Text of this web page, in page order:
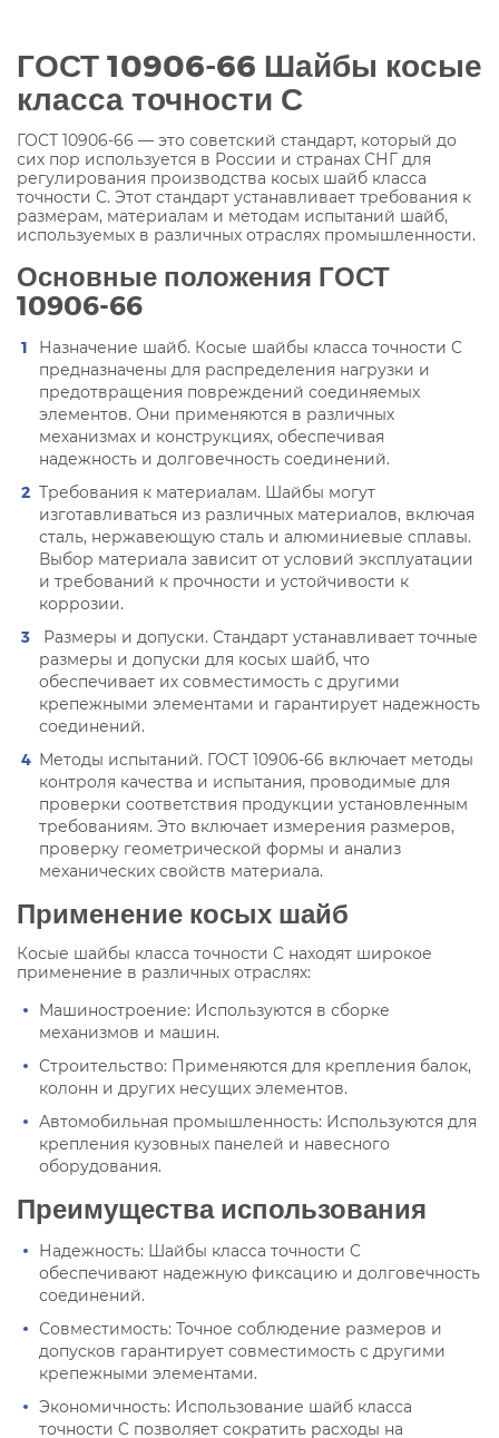
ГОСТ 10906-66 Шайбы косые
класса точности С
ГОСТ 10906-66 — это советский стандарт, который до
сих пор используется в России и странах СНГ для
регулирования производства косых шайб класса
точности C. Этот стандарт устанавливает требования к
размерам, материалам и методам испытаний шайб,
используемых в различных отраслях промышленности.
Основные положения ГОСТ
10906-66
Назначение шайб. Косые шайбы класса точности C
предназначены для распределения нагрузки и
предотвращения повреждений соединяемых
элементов. Они применяются в различных
механизмах и конструкциях, обеспечивая
надежность и долговечность соединений.
Требования к материалам. Шайбы могут
изготавливаться из различных материалов, включая
сталь, нержавеющую сталь и алюминиевые сплавы.
Выбор материала зависит от условий эксплуатации
и требований к прочности и устойчивости к
коррозии.
Размеры и допуски. Стандарт устанавливает точные
размеры и допуски для косых шайб, что
обеспечивает их совместимость с другими
крепежными элементами и гарантирует надежность
соединений.
Методы испытаний. ГОСТ 10906-66 включает методы
контроля качества и испытания, проводимые для
проверки соответствия продукции установленным
требованиям. Это включает измерения размеров,
проверку геометрической формы и анализ
механических свойств материала.
Применение косых шайб
Косые шайбы класса точности C находят широкое
применение в различных отраслях:
Машиностроение: Используются в сборке
механизмов и машин.
Строительство: Применяются для крепления балок,
колонн и других несущих элементов.
Автомобильная промышленность: Используются для
крепления кузовных панелей и навесного
оборудования.
Преимущества использования
Надежность: Шайбы класса точности C
обеспечивают надежную фиксацию и долговечность
соединений.
Совместимость: Точное соблюдение размеров и
допусков гарантирует совместимость с другими
крепежными элементами.
Экономичность: Использование шайб класса
точности C позволяет сократить расходы на